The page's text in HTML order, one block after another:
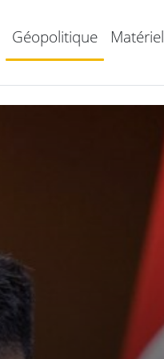
Géopolitique Matériel